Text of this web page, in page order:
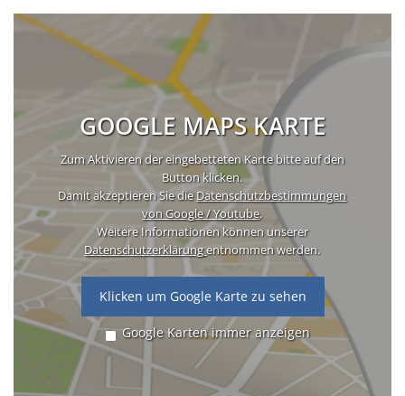
GOOGLE MAPS KARTE
Zum Aktivieren der eingebetteten Karte bitte auf den
Button klicken.
Damit akzeptieren Sie dieDatenschutzbestimmungen
von Google / Youtube.
Weitere Informationen können unserer
Datenschutzerklärungentnommen werden.
Klicken um Google Karte zu sehen
Google Karten immer anzeigen